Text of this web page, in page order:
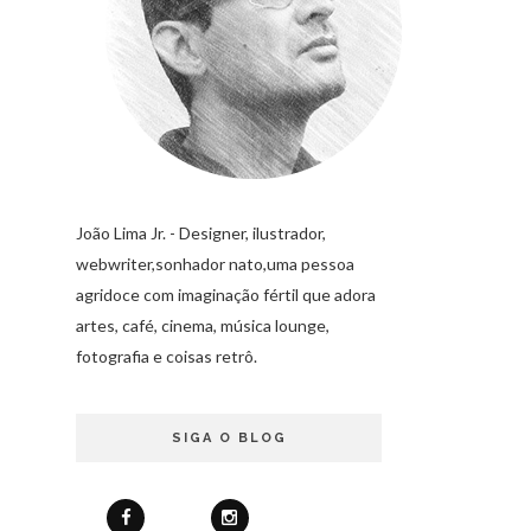
João Lima Jr. - Designer, ilustrador,
webwriter,sonhador nato,uma pessoa
agridoce com imaginação fértil que adora
artes, café, cinema, música lounge,
fotografia e coisas retrô.
SIGA O BLOG